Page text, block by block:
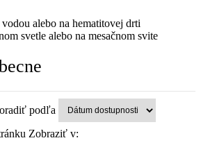
alebo na hematitovej drti
svetle alebo na mesačnom svite
podľa
Zobraziť v: